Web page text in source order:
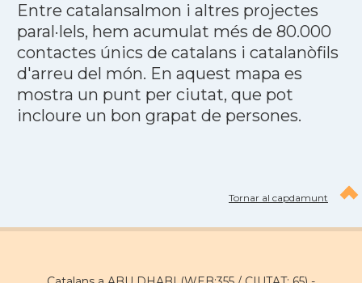
Entre catalansalmon i altres projectes
paral·lels, hem acumulat més de 80.000
contactes únics de catalans i catalanòfils
d'arreu del món. En aquest mapa es
mostra un punt per ciutat, que pot
incloure un bon grapat de persones.
Tornar al capdamunt